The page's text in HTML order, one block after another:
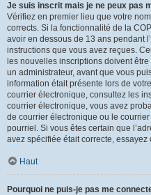
Je suis inscrit mais je ne peux pas
Vérifiez en premier lieu que votre
corrects. Si la fonctionnalité de la
avoir en dessous de 13 ans pendant
instructions que vous avez reçues.
les nouvelles inscriptions doivent
un administrateur, avant que vous
information était présente lors de
courrier électronique, consultez les
courrier électronique, vous avez
de courrier électronique ou le
pourriel. Si vous êtes certain que
avez spécifiée était correcte,
Haut
Pourquoi ne puis-je pas me